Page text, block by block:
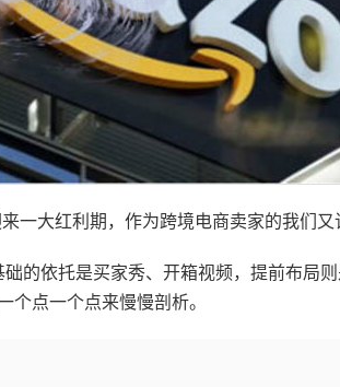
一大红利期，作为跨境电商卖家的我们又
的依托是买家秀、开箱视频，提前布局
个点一个点来慢慢剖析。